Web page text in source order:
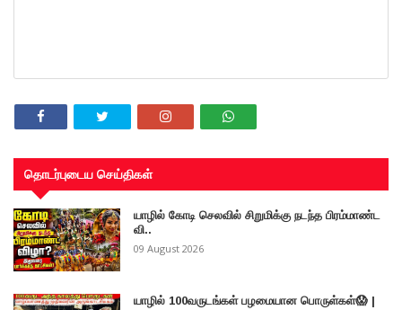
தொடர்புடைய செய்திகள்
யாழில் கோடி செலவில் சிறுமிக்கு நடந்த பிரம்மாண்ட
வி..
09 August 2026
யாழில் 100வருடங்கள் பழமையான பொருள்கள்😱 |